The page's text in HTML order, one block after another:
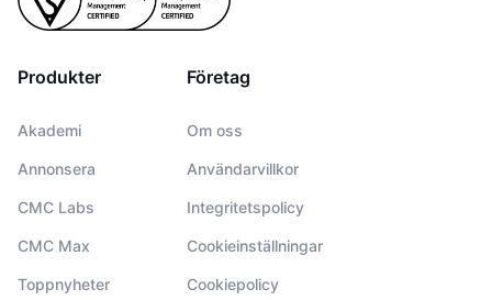
Produkter
Akademi
Annonsera
CMC Labs
CMC Max
Toppnyheter
Företag
Om oss
Användarvillkor
Integritetspolicy
Cookieinställningar
Cookiepolicy